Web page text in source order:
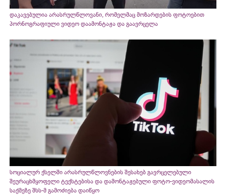
დაკავებულია არასრულწლოვანი, რომელმაც მოზარდების ფოტოებით
პორნოგრაფიული ვიდეო დაამონტაჟა და გაავრცელა
სოციალურ ქსელში არასრულწლოვნების შესახებ გავრცელებული
შეურაცხმყოფელი ტექსტებისა და დამონტაჟებული ფოტო-ვიდეომასალის
საქმეზე შსს-მ გამოძიება დაიწყო